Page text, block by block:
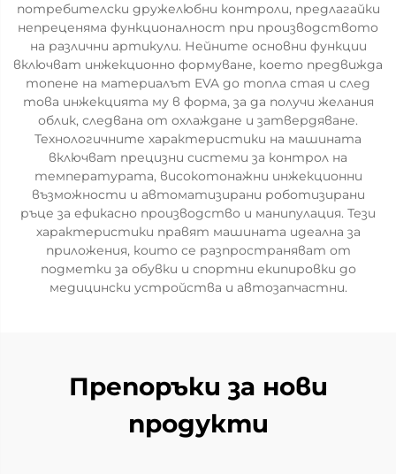
потребителски дружелюбни контроли, предлагайки
непреценяма функционалност при производството
на различни артикули. Нейните основни функции
включват инжекционно формуване, което предвижда
топене на материалът EVA до топла стая и след
това инжекцията му в форма, за да получи желания
облик, следвана от охлаждане и затвердяване.
Технологичните характеристики на машината
включват прецизни системи за контрол на
температурата, високотонажни инжекционни
възможности и автоматизирани роботизирани
ръце за ефикасно производство и манипулация. Тези
характеристики правят машината идеална за
приложения, които се разпространяват от
подметки за обувки и спортни екипировки до
медицински устройства и автозапчастни.
Препоръки за нови
продукти